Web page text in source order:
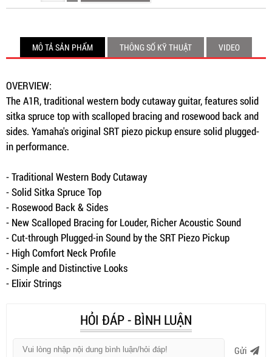
MÔ TẢ SẢN PHẨM THÔNG SỐ KỸ THUẬT VIDEO
OVERVIEW:
The A1R, traditional western body cutaway guitar, features solid
sitka spruce top with scalloped bracing and rosewood back and
sides. Yamaha's original SRT piezo pickup ensure solid plugged-
in performance.
- Traditional Western Body Cutaway
- Solid Sitka Spruce Top
- Rosewood Back & Sides
- New Scalloped Bracing for Louder, Richer Acoustic Sound
- Cut-through Plugged-in Sound by the SRT Piezo Pickup
- High Comfort Neck Profile
- Simple and Distinctive Looks
- Elixir Strings
HỎI ĐÁP - BÌNH LUẬN
Gửi